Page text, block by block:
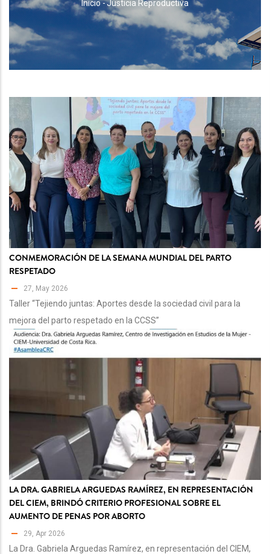
RUTA
DE
NAVEGACIÓN
Inicio-Justicia Reproductiva
CONMEMORACIÓN DE LA SEMANA MUNDIAL DEL PARTO
RESPETADO
27, May 2026
Taller “Tejiendo juntas: Aportes desde la sociedad civil para la
mejora del parto respetado en la CCSS”
LA DRA. GABRIELA ARGUEDAS RAMÍREZ, EN REPRESENTACIÓN
DEL CIEM, BRINDÓ CRITERIO PROFESIONAL SOBRE EL
AUMENTO DE PENAS POR ABORTO
29, Apr 2026
La Dra. Gabriela Arguedas Ramírez, en representación del CIEM,